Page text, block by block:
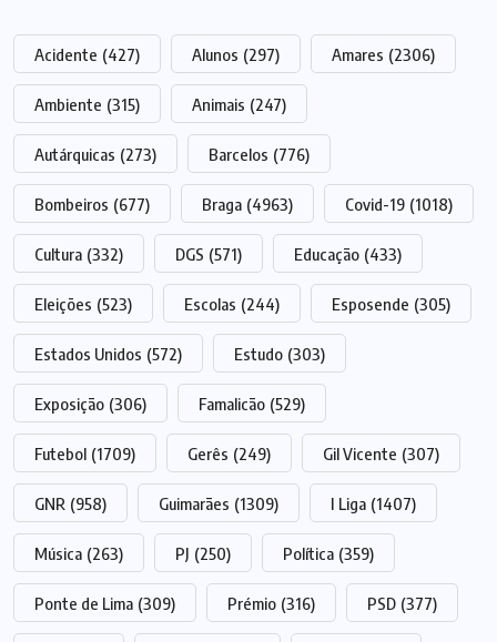
Acidente (427) Alunos (297) Amares (2306)
Ambiente (315) Animais (247)
Autárquicas (273) Barcelos (776)
Bombeiros (677) Braga (4963) Covid-19 (1018)
Cultura (332) DGS (571) Educação (433)
Eleições (523) Escolas (244) Esposende (305)
Estados Unidos (572) Estudo (303)
Exposição (306) Famalicão (529)
Futebol (1709) Gerês (249) Gil Vicente (307)
GNR (958) Guimarães (1309) I Liga (1407)
Música (263) PJ (250) Política (359)
Ponte de Lima (309) Prémio (316) PSD (377)